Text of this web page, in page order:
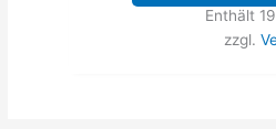
Enthält
zzgl.